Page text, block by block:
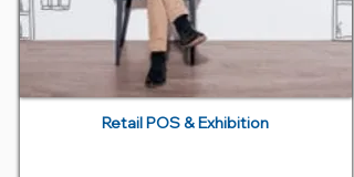
Retail POS & Exhibition